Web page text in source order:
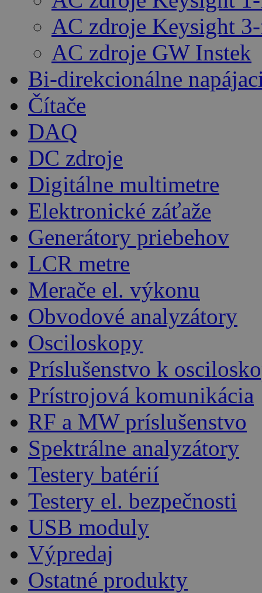
AC zdroje Keysight
AC zdroje GW Instek
Bi-direkcionálne
Čítače
DAQ
DC zdroje
Digitálne multimetre
Elektronické záťaže
Generátory priebehov
LCR metre
Merače el. výkonu
Obvodové analyzátory
Osciloskopy
Príslušenstvo k
Prístrojová komunikácia
RF a MW príslušenstvo
Spektrálne analyzátory
Testery batérií
Testery el. bezpečnosti
USB moduly
Výpredaj
Ostatné produkty